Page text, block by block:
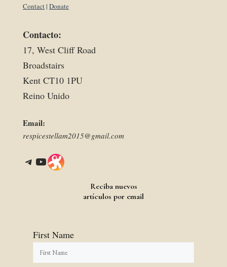
Contact| Donate
Contacto:
17, West Cliff Road
Broadstairs
Kent CT10 1PU
Reino Unido
Email:
respicestellam2015@gmail.com
Telegram YouTube Link
Reciba nuevos
artículos por email
First Name